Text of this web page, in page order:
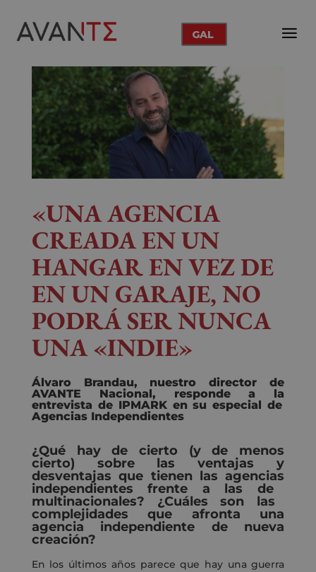
GAL
«UNA AGENCIA
CREADA EN UN
HANGAR EN VEZ DE
EN UN GARAJE, NO
PODRÁ SER NUNCA
UNA «INDIE»
Álvaro Brandau, nuestro director de
AVANTE Nacional , responde a la
entrevista de IPMARK en su especial de
Agencias Independientes
¿Qué hay de cierto (y de menos
cierto) sobre lasventajas y
desventajasque tienen lasagencias
independientes frente a las de
multinacionales? ¿Cuáles son las
complejidades que afronta una
agencia independiente de nueva
creación?
En los últimos años parece que hay una guerra